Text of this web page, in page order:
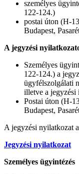
személyes
122-124.)
postai úton (H-
Budapest,
A jegyzési
Személyes
122-124.) a
ügyfélszolgálati
illetve a jegyzési
Postai úton (H-
Budapest,
A jegyzési nyilatkozat
Jegyzési nyilatkozat
Személyes ügyintézés